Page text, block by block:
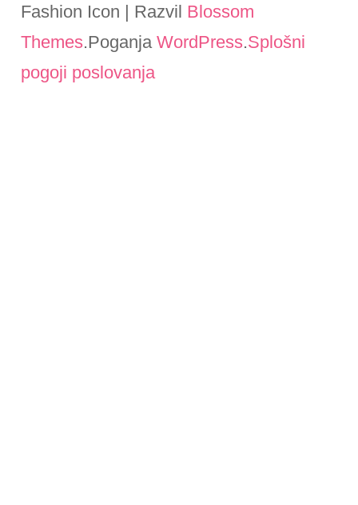
Fashion Icon | Razvil Blossom
Themes.PoganjaWordPress.Splošni
pogoji poslovanja